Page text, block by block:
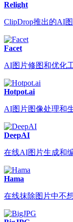
Relight
ClipDrop推出的AI
Facet
AI图片修图和优化
Hotpot.ai
AI图片图像处理和
DeepAI
在线AI图片生成和
Hama
在线抹除图片中不